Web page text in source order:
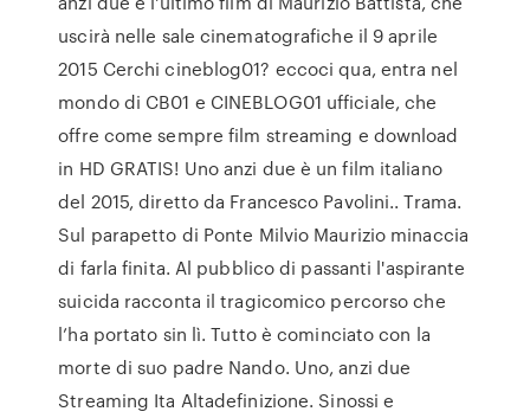
uscirà nelle sale cinematografiche il 9 aprile
2015 Cerchi cineblog01? eccoci qua, entra nel
mondo di CB01 e CINEBLOG01 ufficiale, che
offre come sempre film streaming e download
in HD GRATIS! Uno anzi due è un film italiano
del 2015, diretto da Francesco Pavolini.. Trama.
Sul parapetto di Ponte Milvio Maurizio minaccia
di farla finita. Al pubblico di passanti l'aspirante
suicida racconta il tragicomico percorso che
l’ha portato sin lì. Tutto è cominciato con la
morte di suo padre Nando. Uno, anzi due
Streaming Ita Altadefinizione. Sinossi e